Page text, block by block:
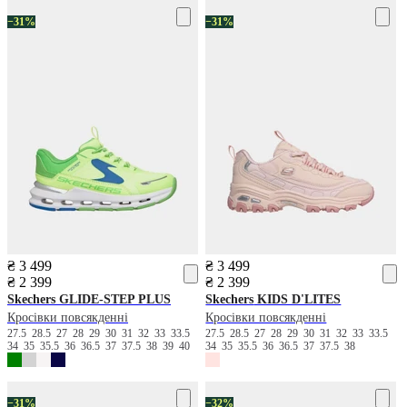
−31%
₴ 3 499
₴ 2 399
Skechers GLIDE-STEP PLUS
Кросівки повсякденні
27.5 28.5 27 28 29 30 31 32 33 33.5
34 35 35.5 36 36.5 37 37.5 38 39 40
−31%
₴ 3 499
₴ 2 399
Skechers KIDS D'LITES
Кросівки повсякденні
27.528.52728293031323333.5
343535.53636.53737.538
−31% −32%